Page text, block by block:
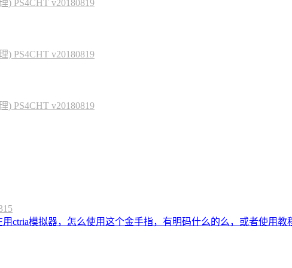
) PS4CHT v20180819
) PS4CHT v20180819
) PS4CHT v20180819
ctria模拟器，怎么使用这个金手指，有明码什么的么，或者使用教